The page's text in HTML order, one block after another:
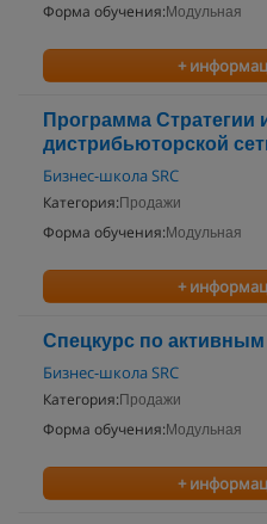
Форма обучения: Модульная
+
Программа Стратегии
дистрибьюторской
Бизнес-школа SRC
Категория: Продажи
Форма обучения: Модульная
+
Спецкурс по
Бизнес-школа SRC
Категория: Продажи
Форма обучения: Модульная
+